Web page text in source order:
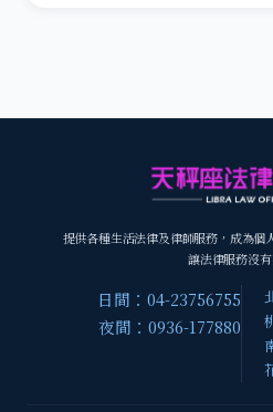
提供各種生活法律及律師服務，成為個
讓法律服務沒有
日間：04-23756755
夜間：0936-177880